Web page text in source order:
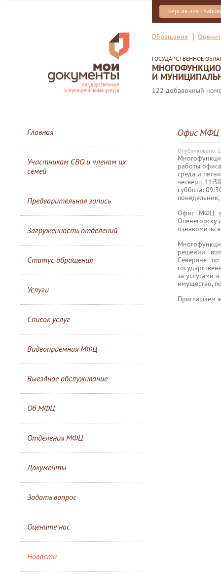
Версия для
Обращения
ГОСУДАРСТВЕННОЕ
И
122 добавочный
Главная
Участникам СВО и членам их
семей
Предварительная запись
Загруженность отделений
Статус обращения
Услуги
Список услуг
Видеоприемная МФЦ
Выездное обслуживание
Об МФЦ
Отделения МФЦ
Документы
Задать вопрос
Оцените нас
Новости
Офис МФЦ
Опубликовано:
работы
среда и
четверг:
суббота:
Офис МФЦ в
Оленегорску
решении
Северяне
за услугами
имущество,
Приглашаем